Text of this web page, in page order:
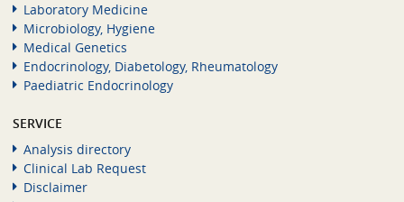
Laboratory Medicine
Microbiology, Hygiene
Medical Genetics
Endocrinology, Diabetology, Rheumatology
Paediatric Endocrinology
SERVICE
Analysis directory
Clinical Lab Request
Disclaimer